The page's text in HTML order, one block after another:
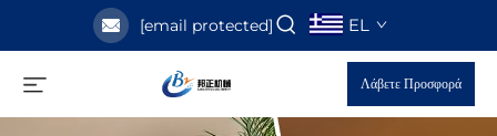
[email protected] EL
Λάβετε Προσφορά